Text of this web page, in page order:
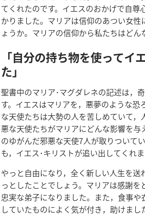
てくれたのです。イエスのおかげで自
かりました。マリアは信仰のあつい女
ょうか。マリアの信仰から私たちはどん
「自分の持ち物を使ってイ
た」
聖書中のマリア･マグダレネの記述は，
す。イエスはマリアを，悪夢のような
な天使たちは大勢の人を苦しめていて
悪な天使たちがマリアにどんな影響を
のゆがんだ邪悪な天使7人が取りついて
も，イエス･キリストが追い出してくれ
やっと自由になり，全く新しい人生を
っとしたことでしょう。マリアは感謝
忠実な弟子になりました。また，食事
していたものによく気が付き，助けま